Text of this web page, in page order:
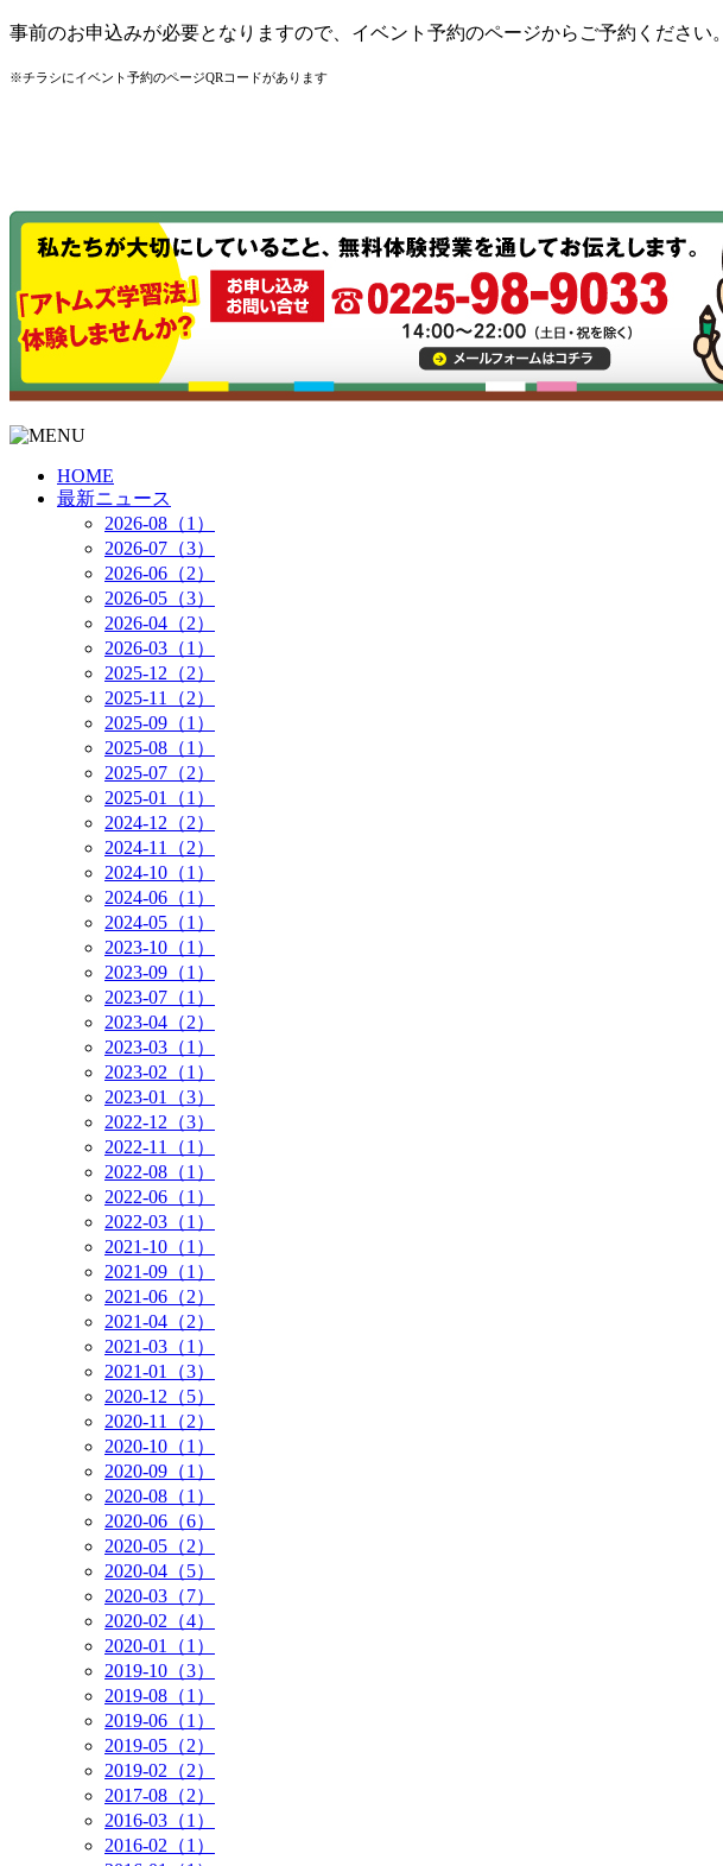
事前のお申込みが必要となりますので、イベント予約のページからご予約ください。
※チラシにイベント予約のページQRコードがあります
HOME
最新ニュース
2026-08（1）
2026-07（3）
2026-06（2）
2026-05（3）
2026-04（2）
2026-03（1）
2025-12（2）
2025-11（2）
2025-09（1）
2025-08（1）
2025-07（2）
2025-01（1）
2024-12（2）
2024-11（2）
2024-10（1）
2024-06（1）
2024-05（1）
2023-10（1）
2023-09（1）
2023-07（1）
2023-04（2）
2023-03（1）
2023-02（1）
2023-01（3）
2022-12（3）
2022-11（1）
2022-08（1）
2022-06（1）
2022-03（1）
2021-10（1）
2021-09（1）
2021-06（2）
2021-04（2）
2021-03（1）
2021-01（3）
2020-12（5）
2020-11（2）
2020-10（1）
2020-09（1）
2020-08（1）
2020-06（6）
2020-05（2）
2020-04（5）
2020-03（7）
2020-02（4）
2020-01（1）
2019-10（3）
2019-08（1）
2019-06（1）
2019-05（2）
2019-02（2）
2017-08（2）
2016-03（1）
2016-02（1）